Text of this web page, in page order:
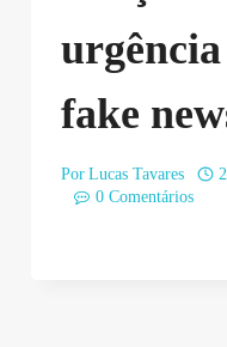
fake
Por Lucas Tavares
0 Comentários